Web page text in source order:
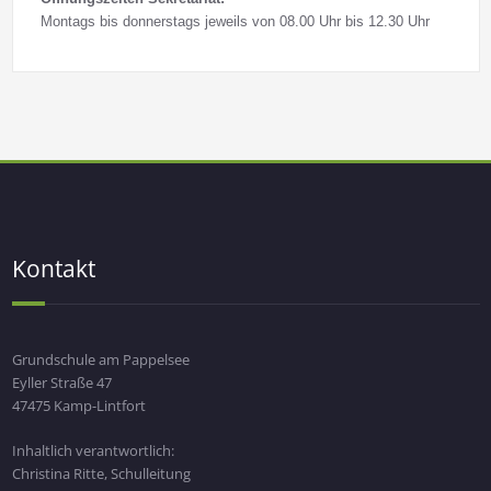
Montags bis donnerstags jeweils von 08.00 Uhr bis 12.30 Uhr
Kontakt
Grundschule am Pappelsee
Eyller Straße 47
47475 Kamp-Lintfort
Inhaltlich verantwortlich:
Christina Ritte, Schulleitung